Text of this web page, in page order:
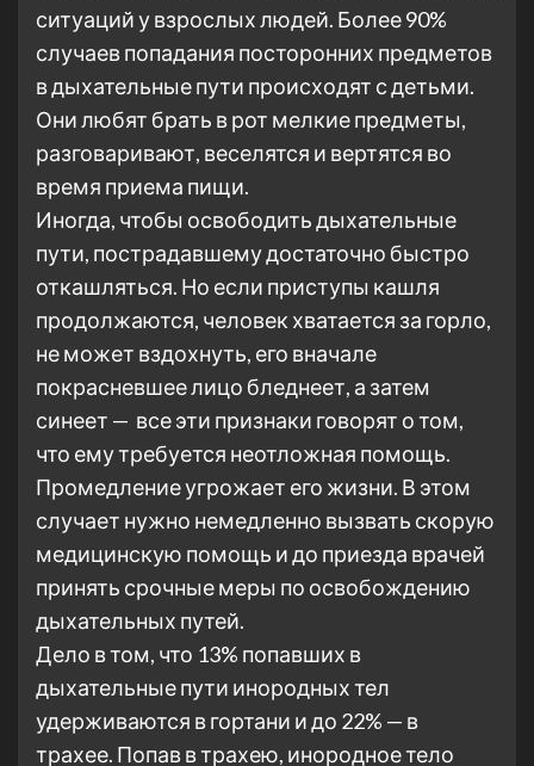
ситуаций у взрослых людей. Более 90%
случаев попадания посторонних предметов
в дыхательные пути происходят с детьми.
Они любят брать в рот мелкие предметы,
разговаривают, веселятся и вертятся во
время приема пищи.
Иногда, чтобы освободить дыхательные
пути, пострадавшему достаточно быстро
откашляться. Но если приступы кашля
продолжаются, человек хватается за горло,
не может вздохнуть, его вначале
покрасневшее лицо бледнеет, а затем
синеет — все эти признаки говорят о том,
что ему требуется неотложная помощь.
Промедление угрожает его жизни. В этом
случает нужно немедленно вызвать скорую
медицинскую помощь и до приезда врачей
принять срочные меры по освобождению
дыхательных путей.
Дело в том, что 13% попавших в
дыхательные пути инородных тел
удерживаются в гортани и до 22% — в
трахее. Попав в трахею, инородное тело